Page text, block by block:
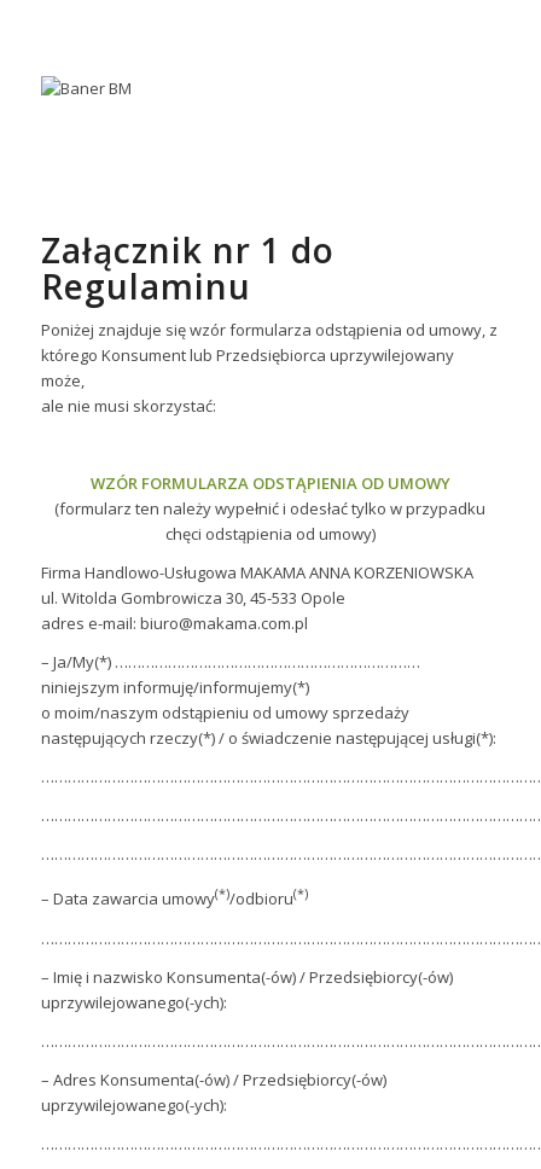
Załącznik nr 1 do
Regulaminu
Poniżej znajduje się wzór formularza odstąpienia od umowy, z
którego Konsument lub Przedsiębiorca uprzywilejowany
może,
ale nie musi skorzystać:
WZÓR FORMULARZA ODSTĄPIENIA OD UMOWY
(formularz ten należy wypełnić i odesłać tylko w przypadku
chęci odstąpienia od umowy)
Firma Handlowo-Usługowa MAKAMA ANNA KORZENIOWSKA
ul. Witolda Gombrowicza 30, 45-533 Opole
adres e-mail: biuro@makama.com.pl
– Ja/My(*) ……………………………………………………………
niniejszym informuję/informujemy(*)
o moim/naszym odstąpieniu od umowy sprzedaży
następujących rzeczy(*) / o świadczenie następującej usługi(*):
– Data zawarcia umowy(*)/odbioru(*)
– Imię i nazwisko Konsumenta(-ów) / Przedsiębiorcy(-ów)
uprzywilejowanego(-ych):
– Adres Konsumenta(-ów) / Przedsiębiorcy(-ów)
uprzywilejowanego(-ych):